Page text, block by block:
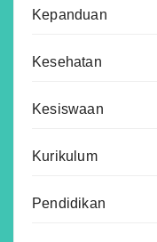
Kepanduan
Kesehatan
Kesiswaan
Kurikulum
Pendidikan